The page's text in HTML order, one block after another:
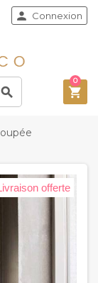

 Connexion

0
offerte